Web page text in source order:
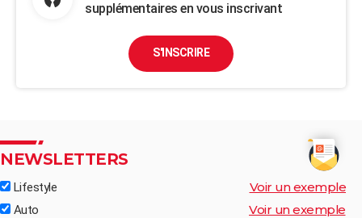
supplémentaires en vous inscrivant
S'INSCRIRE
NEWSLETTERS
Lifestyle Voir un exemple
Auto Voir un exemple